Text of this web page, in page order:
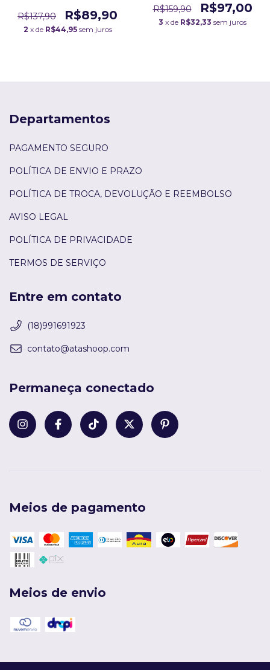
R$137,90 R$89,90
2 x de R$44,95 sem juros
R$159,90 R$97,00
3 x de R$32,33 sem juros
Departamentos
PAGAMENTO SEGURO
POLÍTICA DE ENVIO E PRAZO
POLÍTICA DE TROCA, DEVOLUÇÃO E REEMBOLSO
AVISO LEGAL
POLÍTICA DE PRIVACIDADE
TERMOS DE SERVIÇO
Entre em contato
(18)991691923
contato@atashoop.com
Permaneça conectado
Meios de pagamento
Meios de envio